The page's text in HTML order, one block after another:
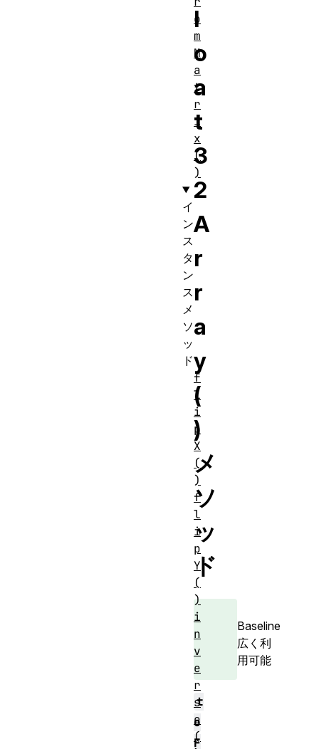
l
o
a
t
3
2
A
r
r
a
y
(
)
メ
ソ
ッ
ド
Baseline
広く利
用可能
t
o
F
o
m
M
a
t
r
i
x
(
)
イ
ン
ス
タ
ン
ス
メ
ソ
ッ
ド
f
l
i
p
X
(
)
f
l
i
p
Y
(
)
i
n
v
e
r
s
e
(